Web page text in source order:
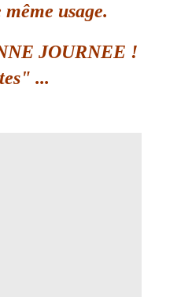
usage.
JOURNEE !